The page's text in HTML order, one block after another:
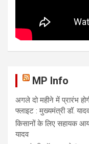
MP Info
अगले दो महीने में प्रारंभ
फ्लाइट : मुख्यमंत्री डॉ.
किसानों के लिए सहायक आय
यादव